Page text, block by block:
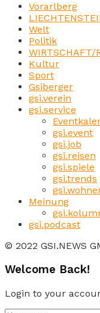
Vorarlberg
Welt
Politik
WIRTSCHAFT/
Kultur
Sport
Gsiberger
gsi.verein
gsi.service
gsi.event
gsi.job
gsi.reisen
gsi.spiele
gsi.trends
Meinung
gsi.podcast
© 2022 GSI.NEWS
Welcome Back!
Login to your